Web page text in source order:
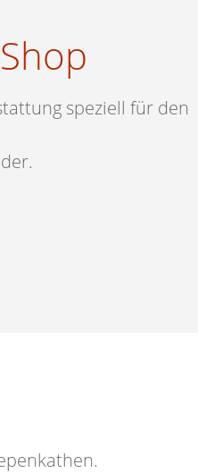
speziell für den